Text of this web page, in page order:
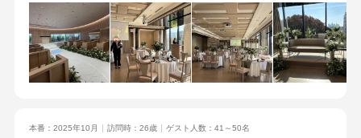
たです。挙式会場も披露宴会場も自然光が入り、広くて理想通
りでした！当日会場にいらっしゃるスタッフの方「全員」がこ
の日をいい日にしよう！と動いてくださるのが、想定していな
かったのでとても印象に残っています。私のようにこだわりが
す！（私はそうさせていただきました）ウェルカムスペースな
ると準備が大変ですが、大変でも自分の納得いくようにこだわ
ってやるべきだと思います。 当日全て報われます！アットホ
ームで、ゲストが楽しめる式友人の勤める会社だったため。
また、とても素敵な会場だったため。
ドの壁ご鏡になっているため広く見えます。天井はそんなに高
くなくシャンデリアなどもなく、とてもシンプルです。選ぶ花
やクロスの色によってガラッと雰囲気を変えられるので、自分
好みのオリジナルな会場にできるのでこだわりがある方はとて
立ててるので壁の向こうにキッチンが突如現れるという演出が
本番：2025年10月 訪問時：26歳 ゲスト人数：41～50名